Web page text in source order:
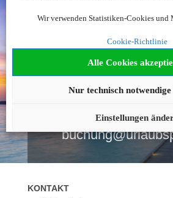
Wir verwenden Statistiken-Cookies und
Cookie-Richtlinie
Alle Cookies
Nur technisch
Einstellungen
Noch nicht
Wir beraten Sie
0043
KONTAKT